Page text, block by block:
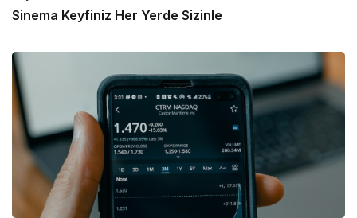
Sinema Keyfiniz Her Yerde Sizinle